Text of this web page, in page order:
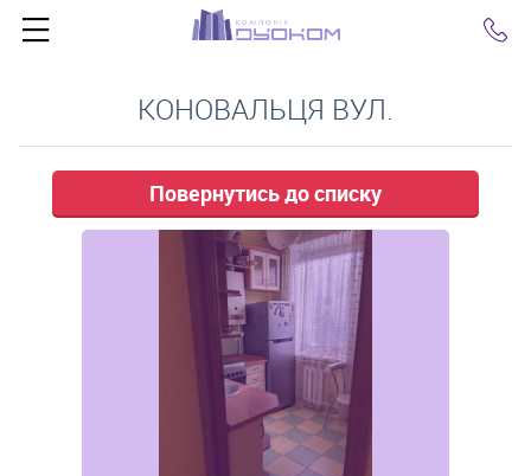
КОНОВАЛЬЦЯ ВУЛ.
Повернутись до списку